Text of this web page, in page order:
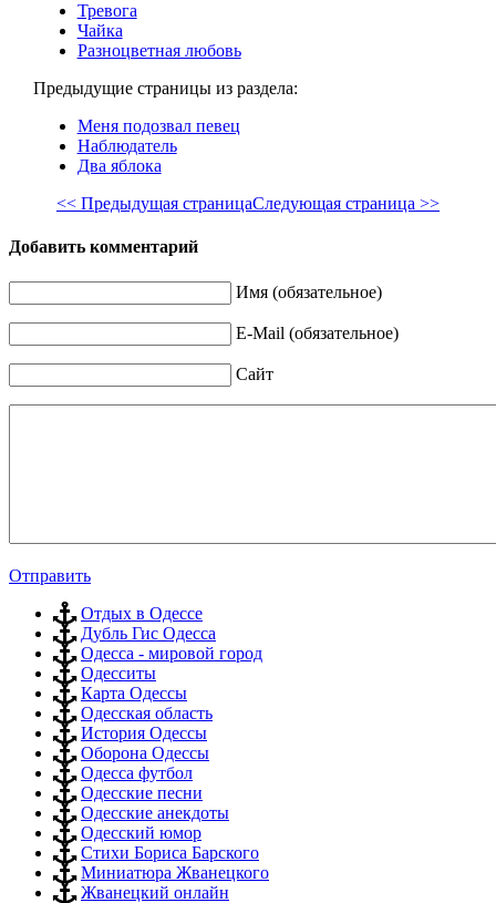
Тревога
Чайка
Разноцветная любовь
Предыдущие страницы из раздела:
Меня подозвал певец
Наблюдатель
Два яблока
<< Предыдущая страницаСледующая страница >>
Добавить комментарий
Имя (обязательное)
E-Mail (обязательное)
Сайт
Отправить
Отдых в Одессе
Дубль Гис Одесса
Одесса - мировой город
Одесситы
Карта Одессы
Одесская область
История Одессы
Оборона Одессы
Одесса футбол
Одесские песни
Одесские анекдоты
Одесский юмор
Стихи Бориса Барского
Миниатюра Жванецкого
Жванецкий онлайн